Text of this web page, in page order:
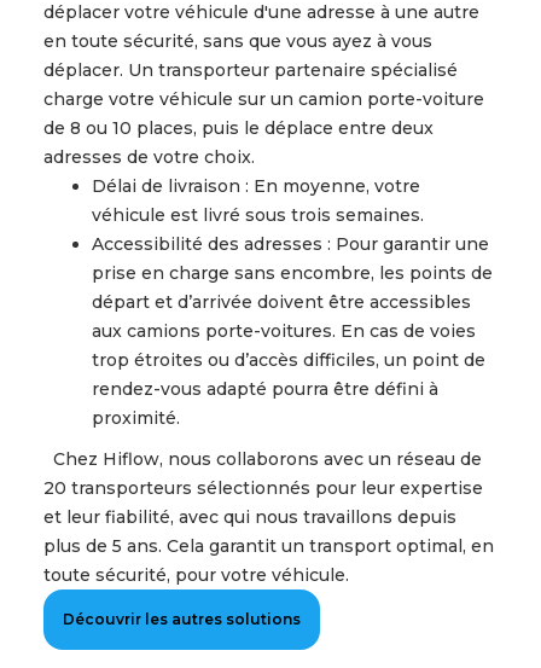
déplacer votre véhicule d'une adresse à une autre
en toute sécurité, sans que vous ayez à vous
déplacer. Un transporteur partenaire spécialisé
charge votre véhicule sur un camion porte-voiture
de 8 ou 10 places, puis le déplace entre deux
adresses de votre choix.
Délai de livraison : En moyenne, votre
véhicule est livré sous trois semaines.
Accessibilité des adresses : Pour garantir une
prise en charge sans encombre, les points de
départ et d’arrivée doivent être accessibles
aux camions porte-voitures. En cas de voies
trop étroites ou d’accès difficiles, un point de
rendez-vous adapté pourra être défini à
proximité.
Chez Hiflow, nous collaborons avec un réseau de
20 transporteurs sélectionnés pour leur expertise
et leur fiabilité, avec qui nous travaillons depuis
plus de 5 ans. Cela garantit un transport optimal, en
toute sécurité, pour votre véhicule.
Découvrir les autres solutions